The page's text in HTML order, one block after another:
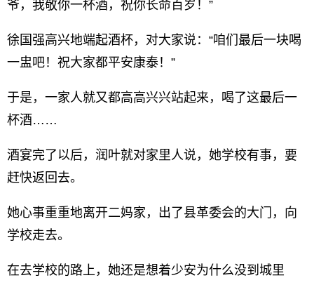
爷，我敬你一杯酒，祝你长命百岁！”
徐国强高兴地端起酒杯，对大家说：“咱们最后一块喝
一盅吧！祝大家都平安康泰！”
于是，一家人就又都高高兴兴站起来，喝了这最后一
杯酒……
酒宴完了以后，润叶就对家里人说，她学校有事，要
赶快返回去。
她心事重重地离开二妈家，出了县革委会的大门，向
学校走去。
在去学校的路上，她还是想着少安为什么没到城里